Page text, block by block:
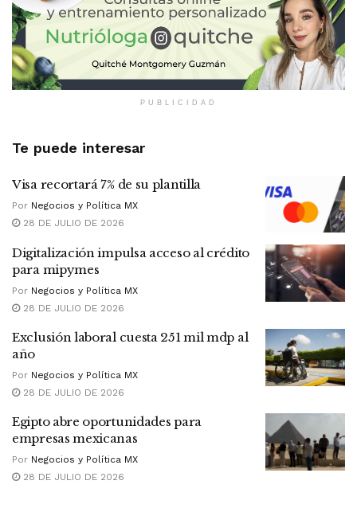
PUBLICIDAD
Te puede interesar
Visa recortará 7% de su plantilla
Por Negocios y Política MX
28 DE JULIO DE 2026
Digitalización impulsa acceso al crédito
para mipymes
Por Negocios y Política MX
28 DE JULIO DE 2026
Exclusión laboral cuesta 251 mil mdp al
año
Por Negocios y Política MX
28 DE JULIO DE 2026
Egipto abre oportunidades para
empresas mexicanas
Por Negocios y Política MX
28 DE JULIO DE 2026